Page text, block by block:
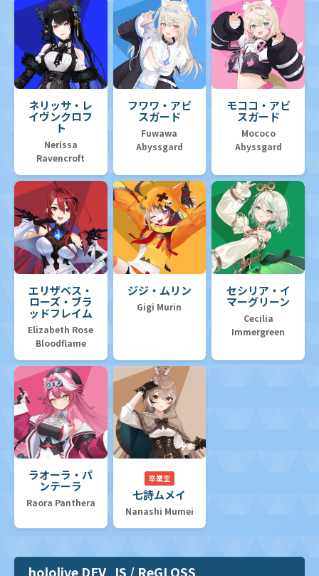
ネリッサ・レ
イヴンクロフ
ト
Nerissa
Ravencroft
フワワ・アビ
スガード
Fuwawa
Abyssgard
モココ・アビ
スガード
Mococo
Abyssgard
エリザベス・
ローズ・ブラ
ッドフレイム
Elizabeth Rose
Bloodflame
ジジ・ムリン
Gigi Murin
セシリア・イ
マーグリーン
Cecilia
Immergreen
ラオーラ・パ
ンテーラ
Raora Panthera
卒業生
七詩ムメイ
Nanashi Mumei
hololive DEV_IS / ReGLOSS